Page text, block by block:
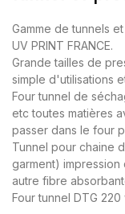
Gamme de tunnels
UV PRINT FRANCE.
Grande tailles de
simple d'utilisations
Four tunnel de
etc toutes matières
passer dans le four
Tunnel pour chaine
garment) impression
autre fibre
Four tunnel DTG